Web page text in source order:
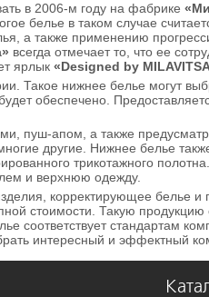
в 2006-м году на фабрике
белье в таком случае
а также применению
всегда отмечает то, что ее
ярлык «Designed by
Такое нижнее белье могут
обеспечено.
пуш-апом, а также
другие. Нижнее белье
трикотажного
и верхнюю одежду.
корректирующее белье и
стоимости. Такую продукцию
соответствует стандартам
интересный и эффектный